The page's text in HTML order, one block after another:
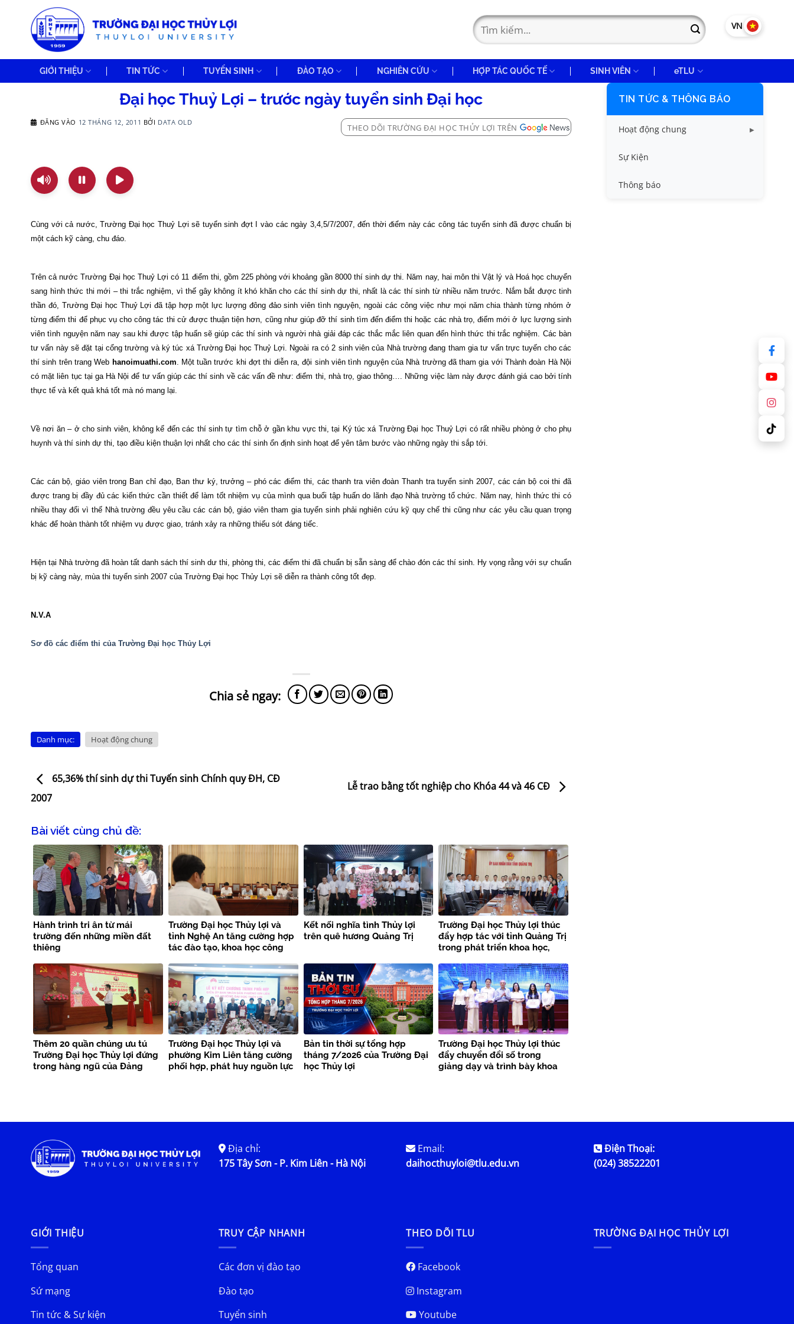
VN EN
GIỚI THIỆU TIN TỨC TUYỂN SINH ĐÀO TẠO NGHIÊN CỨU HỢP TÁC QUỐC TẾ SINH VIÊN eTLU
Đại học Thuỷ Lợi – trước ngày tuyển sinh Đại học
ĐĂNG VÀO 12 THÁNG 12, 2011 BỞI DATA OLD
THEO DÕI TRƯỜNG ĐẠI HỌC THỦY LỢI TRÊN
Cùng với cả nước, Trường Đại học Thuỷ Lợi sẽ tuyển sinh đợt I vào các ngày 3,4,5/7/2007, đến thời điểm này các công tác tuyển sinh đã được chuẩn bị
một cách kỹ càng, chu đáo.
Trên cả nước Trường Đại học Thuỷ Lợi có 11 điểm thi, gồm 225 phòng với khoảng gần 8000 thí sinh dự thi. Năm nay, hai môn thi Vật lý và Hoá học chuyển
sang hình thức thi mới – thi trắc nghiệm, vì thế gây không ít khó khăn cho các thí sinh dự thi, nhất là các thí sinh từ nhiều năm trước. Nắm bắt được tinh
thần đó, Trường Đại học Thuỷ Lợi đã tập hợp một lực lượng đông đảo sinh viên tình nguyện, ngoài các công việc như mọi năm chia thành từng nhóm ở
từng điểm thi để phục vụ cho công tác thi cử được thuận tiện hơn, cũng như giúp đỡ thí sinh tìm đến điểm thi hoặc các nhà trọ, điểm mới ở lực lượng sinh
viên tình nguyện năm nay sau khi được tập huấn sẽ giúp các thí sinh và người nhà giải đáp các thắc mắc liên quan đến hình thức thi trắc nghiệm. Các bàn
tư vấn này sẽ đặt tại cổng trường và ký túc xá Trường Đại học Thuỷ Lợi. Ngoài ra có 2 sinh viên của Nhà trường đang tham gia tư vấn trực tuyến cho các
thí sinh trên trang Web hanoimuathi.com. Một tuần trước khi đợt thi diễn ra, đội sinh viên tình nguyện của Nhà trường đã tham gia với Thành đoàn Hà Nội
có mặt liên tục tại ga Hà Nội để tư vấn giúp các thí sinh về các vấn đề như: điểm thi, nhà trọ, giao thông…. Những việc làm này được đánh giá cao bởi tính
thực tế và kết quả khá tốt mà nó mang lại.
Về nơi ăn – ở cho sinh viên, không kể đến các thí sinh tự tìm chỗ ở gần khu vực thi, tại Ký túc xá Trường Đại học Thuỷ Lợi có rất nhiều phòng ở cho phụ
huynh và thí sinh dự thi, tạo điều kiện thuận lợi nhất cho các thí sinh ổn định sinh hoạt để yên tâm bước vào những ngày thi sắp tới.
Các cán bộ, giáo viên trong Ban chỉ đạo, Ban thư ký, trưởng – phó các điểm thi, các thanh tra viên đoàn Thanh tra tuyển sinh 2007, các cán bộ coi thi đã
được trang bị đầy đủ các kiến thức cần thiết để làm tốt nhiệm vụ của mình qua buổi tập huấn do lãnh đạo Nhà trường tổ chức. Năm nay, hình thức thi có
nhiều thay đổi vì thế Nhà trường đều yêu cầu các cán bộ, giáo viên tham gia tuyển sinh phải nghiên cứu kỹ quy chế thi cũng như các yêu cầu quan trọng
khác để hoàn thành tốt nhiệm vụ được giao, tránh xảy ra những thiếu sót đáng tiếc.
Hiện tại Nhà trường đã hoàn tất danh sách thí sinh dư thi, phòng thi, các điểm thi đã chuẩn bị sẵn sàng để chào đón các thí sinh. Hy vọng rằng với sự chuẩn
bị kỹ càng này, mùa thi tuyển sinh 2007 của Trường Đại học Thủy Lợi sẽ diễn ra thành công tốt đẹp.
N.V.A
Sơ đồ các điểm thi của Trường Đại học Thủy Lợi
Danh mục: Hoạt động chung
65,36% thí sinh dự thi Tuyến sinh Chính quy ĐH, CĐ
2007
Lễ trao bằng tốt nghiệp cho Khóa 44 và 46 CĐ
Bài viết cùng chủ đề:
Hành trình tri ân từ mái
trường đến những miền đất
thiêng
Trường Đại học Thủy lợi và
tỉnh Nghệ An tăng cường hợp
tác đào tạo, khoa học công
tai
Kết nối nghĩa tình Thủy lợi
trên quê hương Quảng Trị
Trường Đại học Thủy lợi thúc
đẩy hợp tác với tỉnh Quảng Trị
trong phát triển khoa học,
Thêm 20 quần chúng ưu tú
Trường Đại học Thủy lợi đứng
trong hàng ngũ của Đảng
Trường Đại học Thủy lợi và
phường Kim Liên tăng cường
phối hợp, phát huy nguồn lực
Bản tin thời sự tổng hợp
tháng 7/2026 của Trường Đại
học Thủy lợi
Trường Đại học Thủy lợi thúc
đẩy chuyển đổi số trong
giảng dạy và trình bày khoa
TIN TỨC & THÔNG BÁO
Hoạt động chung
Tin công tác sinh viên
Tin đào tạo
Sự Kiện
Thông báo
Địa chỉ:
175 Tây Sơn - P. Kim Liên - Hà Nội
Email:
daihocthuyloi@tlu.edu.vn
Điện Thoại:
(024) 38522201
GIỚI THIỆU
Tổng quan
Sứ mạng
Tin tức & Sự kiện
TRUY CẬP NHANH
Các đơn vị đào tạo
Đào tạo
Tuyển sinh
THEO DÕI TLU
Facebook
Instagram
Youtube
TRƯỜNG ĐẠI HỌC THỦY LỢI